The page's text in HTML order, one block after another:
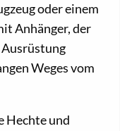
oder einem
Anhänger, der
Ausrüstung
Weges vom
Hechte und